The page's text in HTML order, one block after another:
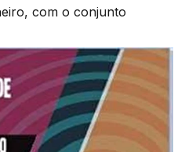
com o conjunto